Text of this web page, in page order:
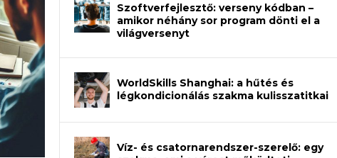
Szoftverfejlesztő: verseny kódban –
amikor néhány sor program dönti el a
világversenyt
WorldSkills Shanghai: a hűtés és
légkondicionálás szakma kulisszatitkai
Víz- és csatornarendszer-szerelő: egy